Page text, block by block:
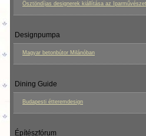
Ösztöndíjas designerek kiállítása az
Designpumpa
Magyar betonbútor Milánóban
Dining Guide
Budapesti étteremdesign
Építészfórum